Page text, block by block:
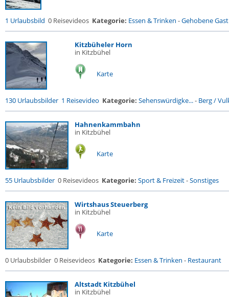
1 Urlaubsbild 0 Reisevideos Kategorie: Essen & Trinken -Gehobene
Kitzbüheler Horn
in Kitzbühel
Karte
130 Urlaubsbilder 1 Reisevideo Kategorie: Sehenswürdigke...- Berg /
Hahnenkammbahn
in Kitzbühel
Karte
55 Urlaubsbilder 0 Reisevideos Kategorie: Sport & Freizeit-Sonstiges
Wirtshaus Steuerberg
in Kitzbühel
Karte
0 Urlaubsbilder 0 Reisevideos Kategorie: Essen & Trinken - Restaurant
Altstadt Kitzbühel
in Kitzbühel